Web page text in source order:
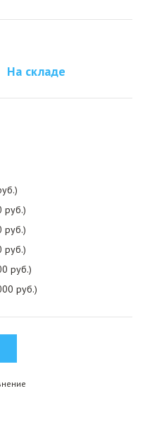
На складе
руб.)
руб.)
руб.)
руб.)
руб.)